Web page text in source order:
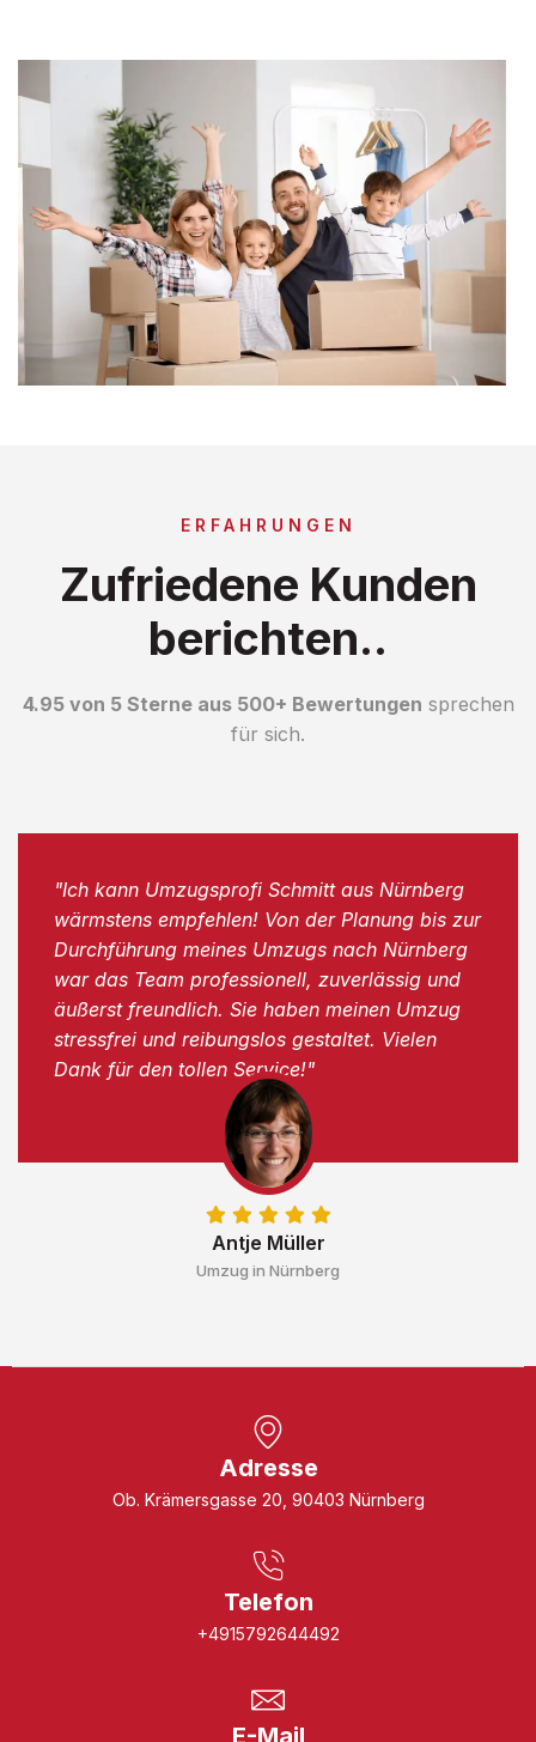
ERFAHRUNGEN
Zufriedene Kunden
berichten..
4.95 von 5 Sterne aus 500+ Bewertungen sprechen
für sich.
Antje Müller
Umzug in Nürnberg
"Ich kann Umzugsprofi Schmitt aus Nürnberg
wärmstens empfehlen! Von der Planung bis zur
Durchführung meines Umzugs nach Nürnberg
war das Team professionell, zuverlässig und
äußerst freundlich. Sie haben meinen Umzug
stressfrei und reibungslos gestaltet. Vielen
Dank für den tollen Service!"
Adresse
Ob. Krämersgasse 20, 90403 Nürnberg
Telefon
+4915792644492
E-Mail